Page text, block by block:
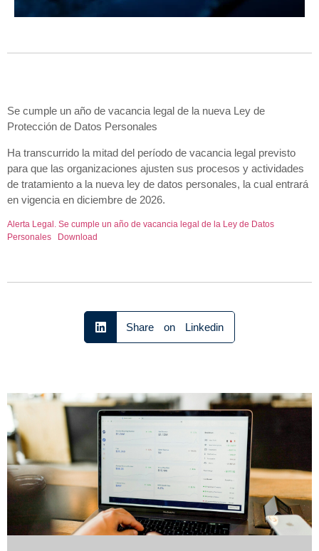
Se cumple un año de vacancia legal de la nueva Ley de
Protección de Datos Personales
Ha transcurrido la mitad del período de vacancia legal previsto
para que las organizaciones ajusten sus procesos y actividades
de tratamiento a la nueva ley de datos personales, la cual entrará
en vigencia en diciembre de 2026.
Alerta Legal. Se cumple un año de vacancia legal de la Ley de Datos
Personales
Download
Share on Linkedin